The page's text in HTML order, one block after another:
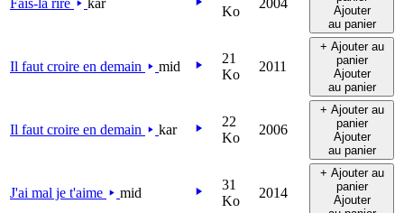
Ko
Ajouter
au panier
Il faut croire en demain mid
21
Ko
2011
+ Ajouter au
panier
Ajouter
au panier
Il faut croire en demain kar
22
Ko
2006
+ Ajouter au
panier
Ajouter
au panier
J'ai mal je t'aime mid
31
Ko
2014
+ Ajouter au
panier
Ajouter